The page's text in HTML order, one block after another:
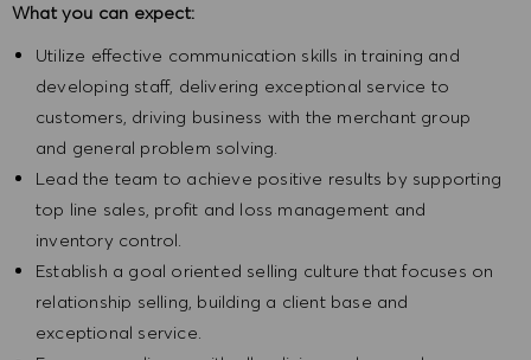
What you can expect:
Utilize effective communication skills in training and
developing staff, delivering exceptional service to
customers, driving business with the merchant group
and general problem solving.
Lead the team to achieve positive results by supporting
top line sales, profit and loss management and
inventory control.
Establish a goal oriented selling culture that focuses on
relationship selling, building a client base and
exceptional service.